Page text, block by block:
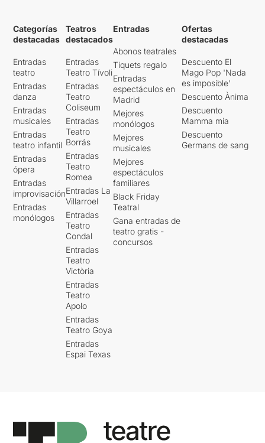
Categorías
destacadas
Entradas
teatro
Entradas
danza
Entradas
musicales
Entradas
teatro infantil
Entradas
ópera
Entradas
improvisación
Entradas
monólogos
Teatros
destacados
Entradas
Teatro Tívoli
Entradas
Teatro
Coliseum
Entradas
Teatro
Borrás
Entradas
Teatro
Romea
Entradas La
Villarroel
Entradas
Teatro
Condal
Entradas
Teatro
Victòria
Entradas
Teatro
Apolo
Entradas
Teatro Goya
Entradas
Espai Texas
Entradas
Abonos teatrales
Tiquets regalo
Entradas
espectáculos en
Madrid
Mejores
monólogos
Mejores
musicales
Mejores
espectáculos
familiares
Black Friday
Teatral
Gana entradas de
teatro gratis -
concursos
Ofertas
destacadas
Descuento El
Mago Pop 'Nada
es imposible'
Descuento Ànima
Descuento
Mamma mia
Descuento
Germans de sang